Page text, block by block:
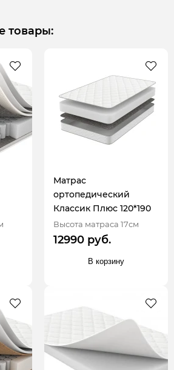
товары:
Матрас
ортопедический
Классик Плюс 120*190
Высота матраса 17см
12990 руб.
В корзину